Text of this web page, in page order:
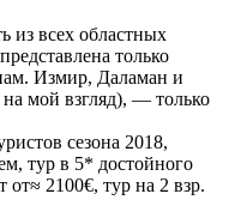
из всех областных
только
Измир, Даламан и
мой взгляд), — только
сезона 2018,
тур в 5* достойного
2100€, тур на 2 взр.